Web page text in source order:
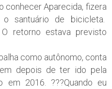
conhecer Aparecida, fizera
santuário de bicicleta.
retorno estava previsto
como autônomo, conta
depois de ter ido pela
em 2016. ???Quando eu